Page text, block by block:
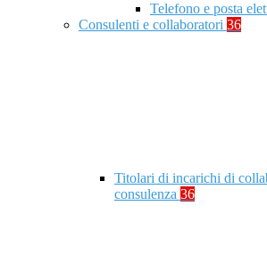
Telefono e posta
Consulenti e collaboratori 36
Titolari di incarichi di
consulenza 36